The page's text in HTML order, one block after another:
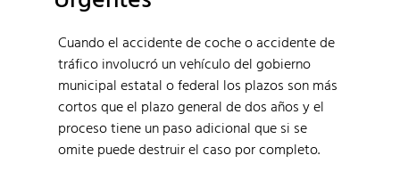
Cuando el accidente de coche o accidente de
tráfico involucró un vehículo del gobierno
municipal estatal o federal los plazos son más
cortos que el plazo general de dos años y el
proceso tiene un paso adicional que si se
omite puede destruir el caso por completo.